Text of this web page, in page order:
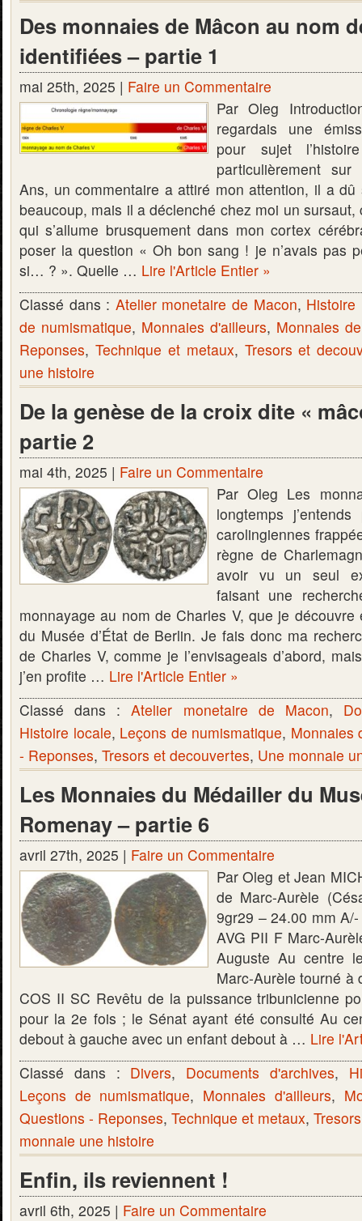
Des monnaies de Mâcon au nom
identifiées – partie 1
mai 25th, 2025 | Faire un Commentaire
Par Oleg
regardais une
pour sujet
particulièrement
Ans, un commentaire a attiré mon attention, il a dû
beaucoup, mais il a déclenché chez moi un
qui s’allume brusquement dans mon cortex
poser la question « Oh bon sang ! je n’avais pas
si… ? ». Quelle … Lire l'Article Entier »
Classé dans : Atelier monetaire de Macon, Histoire
de numismatique, Monnaies d'ailleurs, Monnaies
Reponses, Technique et metaux, Tresors et
une histoire
De la genèse de la croix dite «
partie 2
mai 4th, 2025 | Faire un Commentaire
Par Oleg Les
longtemps
carolingiennes
règne de
avoir vu un seul
faisant une
monnayage au nom de Charles V, que je
du Musée d’État de Berlin. Je fais donc ma
de Charles V, comme je l’envisageais d’abord,
j’en profite … Lire l'Article Entier »
Classé dans :Atelier monetaire de Macon,
Histoire locale, Leçons de numismatique, Monnaies
- Reponses, Tresors et decouvertes, Une monnaie
Les Monnaies du Médailler du
Romenay – partie 6
avril 27th, 2025 | Faire un Commentaire
Par Oleg et Jean
de Marc-Aurèle
9gr29 – 24.00 mm
AVG PII F Marc-
Auguste Au centre
Marc-Aurèle tourné à
COS II SC Revêtu de la puissance tribunicienne
pour la 2e fois ; le Sénat ayant été consulté Au
debout à gauche avec un enfant debout à … Lire
Classé dans : Divers, Documents d'archives,
Leçons de numismatique, Monnaies d'ailleurs,
Questions - Reponses, Technique et metaux,
monnaie une histoire
Enfin, ils reviennent !
avril 6th, 2025 | Faire un Commentaire